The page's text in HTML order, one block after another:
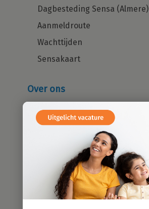
Dagbesteding Sensa (Almere)
Aanmeldroute
Wachttijden
Sensakaart
Over ons
Cliëntenraad
Kwaliteitsbeleid
Sensatieve methodiek
Groene zorg
Stichting Sensa